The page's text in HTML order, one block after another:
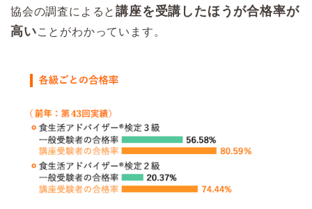
協会の調査によると講座を受講したほうが合格率が
高いことがわかっています。